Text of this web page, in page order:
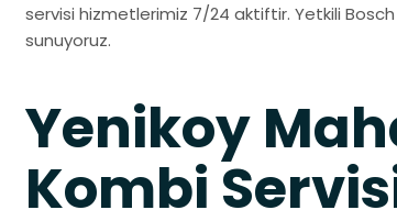
servisi hizmetlerimiz 7/24 aktiftir. Yetkili Bosch
sunuyoruz.
Yenikoy
Kombi